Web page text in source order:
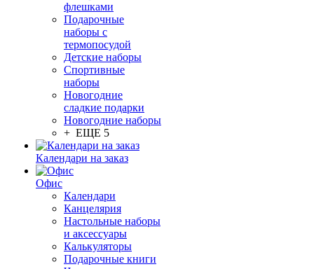
флешками
Подарочные
наборы с
термопосудой
Детские наборы
Спортивные
наборы
Новогодние
сладкие подарки
Новогодние наборы
+ ЕЩЕ 5
Календари на заказ
Офис
Календари
Канцелярия
Настольные наборы
и аксессуары
Калькуляторы
Подарочные книги